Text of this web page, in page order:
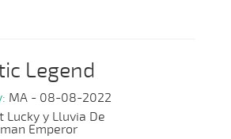
Legend
MA - 08-08-2022
Lucky y Lluvia De
Emperor